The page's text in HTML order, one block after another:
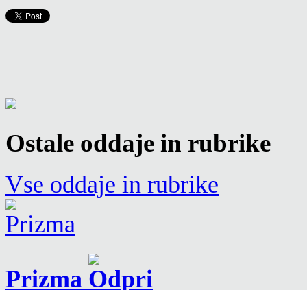
Ostale oddaje in rubrike
Vse oddaje in rubrike
Prizma